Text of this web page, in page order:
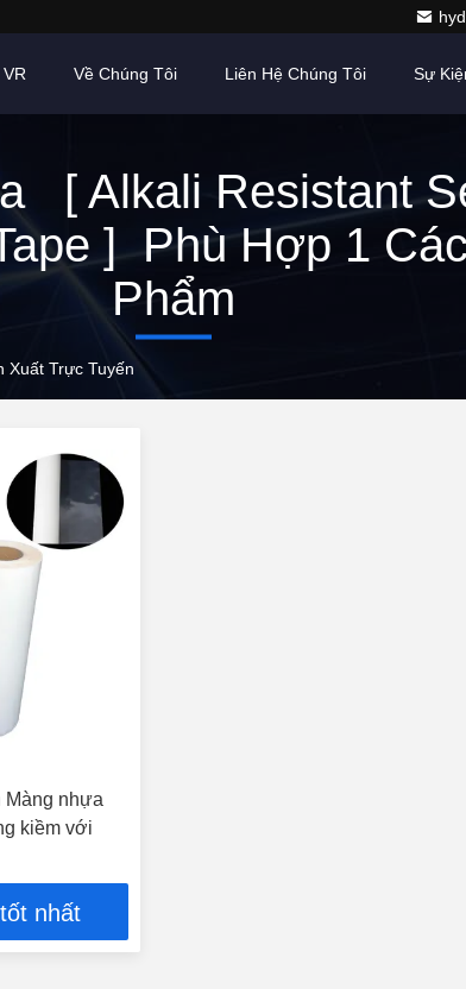
Về Chúng Tôi Liên Hệ Chúng Tôi Sự
[ Alkali Resistant
] Phù Hợp 1
Phẩm
Xuất Trực Tuyến
Màng nhựa
kiềm với
nhất